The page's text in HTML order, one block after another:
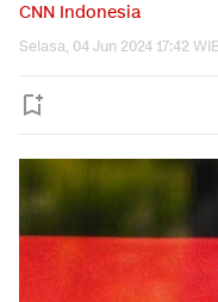
CNN Indonesia
Selasa, 04 Jun 2024 17:42